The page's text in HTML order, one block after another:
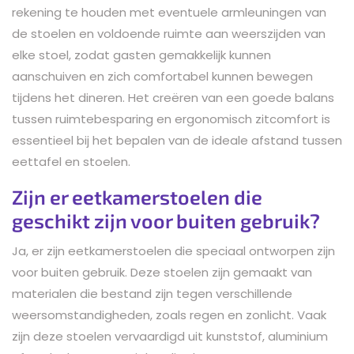
rekening te houden met eventuele armleuningen van
de stoelen en voldoende ruimte aan weerszijden van
elke stoel, zodat gasten gemakkelijk kunnen
aanschuiven en zich comfortabel kunnen bewegen
tijdens het dineren. Het creëren van een goede balans
tussen ruimtebesparing en ergonomisch zitcomfort is
essentieel bij het bepalen van de ideale afstand tussen
eettafel en stoelen.
Zijn er eetkamerstoelen die
geschikt zijn voor buiten gebruik?
Ja, er zijn eetkamerstoelen die speciaal ontworpen zijn
voor buiten gebruik. Deze stoelen zijn gemaakt van
materialen die bestand zijn tegen verschillende
weersomstandigheden, zoals regen en zonlicht. Vaak
zijn deze stoelen vervaardigd uit kunststof, aluminium